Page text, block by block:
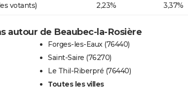
votants) 2,23% 3,37%
autour de Beaubec-la-Rosière
Forges-les-Eaux (76440)
Saint-Saire (76270)
Le Thil-Riberpré (76440)
Toutes les villes